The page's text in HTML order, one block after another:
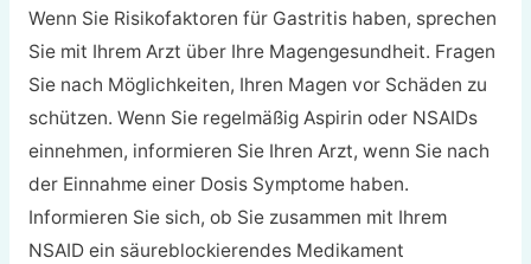
Wenn Sie Risikofaktoren für Gastritis haben, sprechen
Sie mit Ihrem Arzt über Ihre Magengesundheit. Fragen
Sie nach Möglichkeiten, Ihren Magen vor Schäden zu
schützen. Wenn Sie regelmäßig Aspirin oder NSAIDs
einnehmen, informieren Sie Ihren Arzt, wenn Sie nach
der Einnahme einer Dosis Symptome haben.
Informieren Sie sich, ob Sie zusammen mit Ihrem
NSAID ein säureblockierendes Medikament